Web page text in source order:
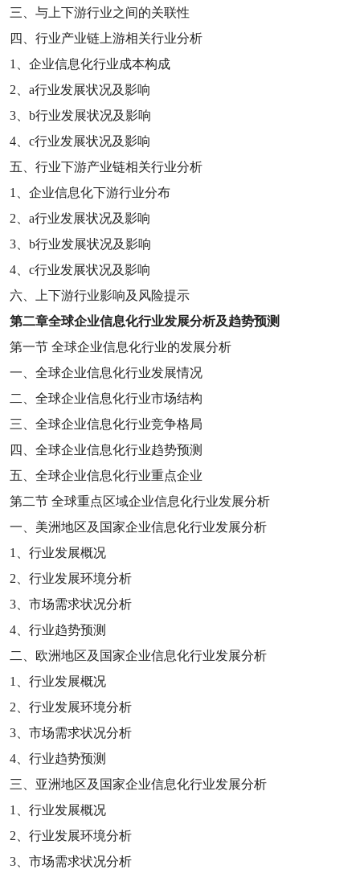
三、与上下游行业之间的关联性
四、行业产业链上游相关行业分析
1
、企业信息化行业成本构成
2
a行业发展状况及影响
3
b行业发展状况及影响
4
c行业发展状况及影响
五、行业下游产业链相关行业分析
1
、企业信息化下游行业分布
2
a行业发展状况及影响
3
b行业发展状况及影响
4
c行业发展状况及影响
六、上下游行业影响及风险提示
第二章全球企业信息化行业发展分析及趋势预测
第一节 全球企业信息化行业的发展分析
一、全球企业信息化行业发展情况
二、全球企业信息化行业市场结构
三、全球企业信息化行业竞争格局
四、全球企业信息化行业趋势预测
五、全球企业信息化行业重点企业
第二节 全球重点区域企业信息化行业发展分析
一、美洲地区及国家企业信息化行业发展分析
1
、行业发展概况
2 、行业发展环境分析
3 、市场需求状况分析
4 、行业趋势预测
二、欧洲地区及国家企业信息化行业发展分析
1
、行业发展概况
2 、行业发展环境分析
3 、市场需求状况分析
4 、行业趋势预测
三、亚洲地区及国家企业信息化行业发展分析
1
、行业发展概况
2 、行业发展环境分析
3 、市场需求状况分析